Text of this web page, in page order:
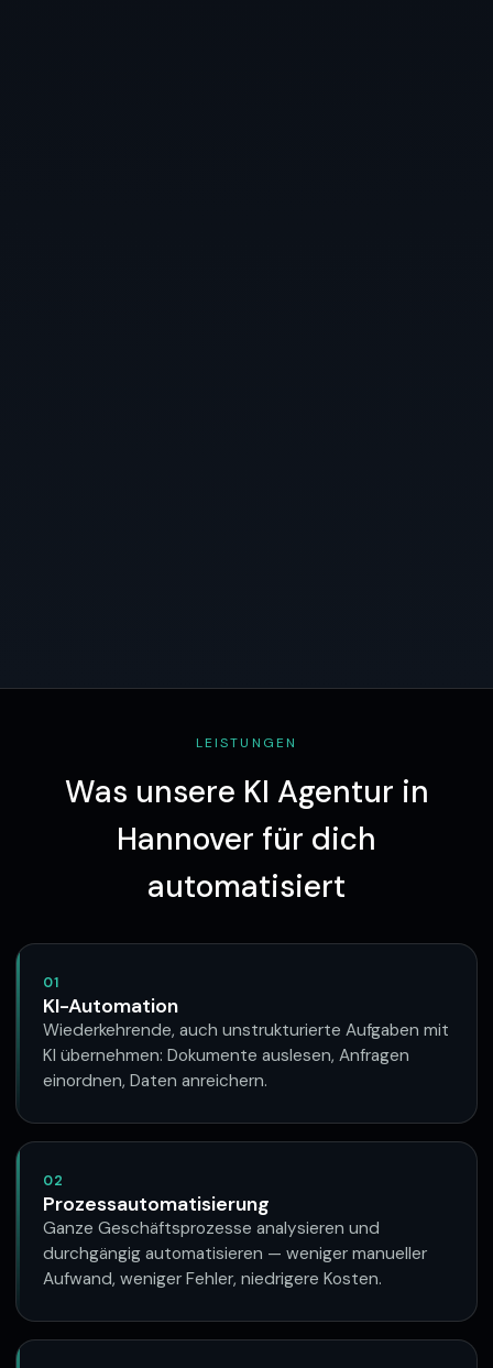
LEISTUNGEN
Was unsere KI Agentur in
Hannover für dich
automatisiert
01
KI-Automation
Wiederkehrende, auch unstrukturierte Aufgaben mit
KI übernehmen: Dokumente auslesen, Anfragen
einordnen, Daten anreichern.
02
Prozessautomatisierung
Ganze Geschäftsprozesse analysieren und
durchgängig automatisieren — weniger manueller
Aufwand, weniger Fehler, niedrigere Kosten.